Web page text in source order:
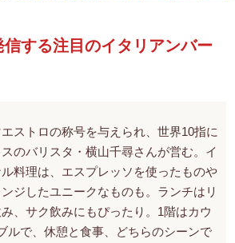
する注目のイタリアンバー
ストロの称号を与えられ、世界10指に
のバリスタ・横山千尋さんが営む。イ
料理は、エスプレッソを使ったものや
ンジしたユニークなものも。ランチはリ
、サク飲みにもぴったり。1階はカウ
ルで、休憩と食事、どちらのシーンで